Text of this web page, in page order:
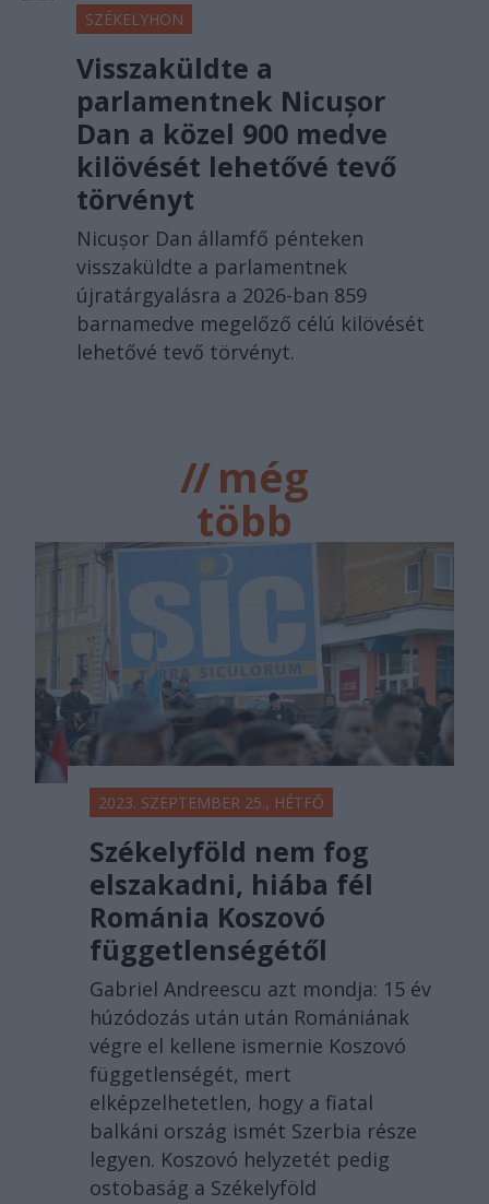
SZÉKELYHON
Visszaküldte a
parlamentnek Nicușor
Dan a közel 900 medve
kilövését lehetővé tevő
törvényt
Nicușor Dan államfő pénteken
visszaküldte a parlamentnek
újratárgyalásra a 2026-ban 859
barnamedve megelőző célú kilövését
lehetővé tevő törvényt.
//még
több
főtér.ro
2023. SZEPTEMBER 25., HÉTFŐ
Székelyföld nem fog
elszakadni, hiába fél
Románia Koszovó
függetlenségétől
Gabriel Andreescu azt mondja: 15 év
húzódozás után után Romániának
végre el kellene ismernie Koszovó
függetlenségét, mert
elképzelhetetlen, hogy a fiatal
balkáni ország ismét Szerbia része
legyen. Koszovó helyzetét pedig
ostobaság a Székelyföld